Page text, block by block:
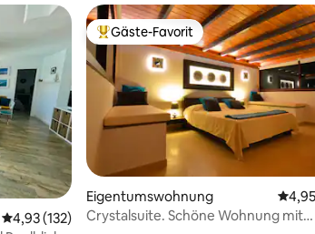
Durchschnittliche Bewertung: 4,93 von 5, 132
4,93 (132)
Beliebter Gäste-Favorit.
Gäste-Favorit
Eigentumswohnung
Crystalsuite. Schöne Wohnung mit